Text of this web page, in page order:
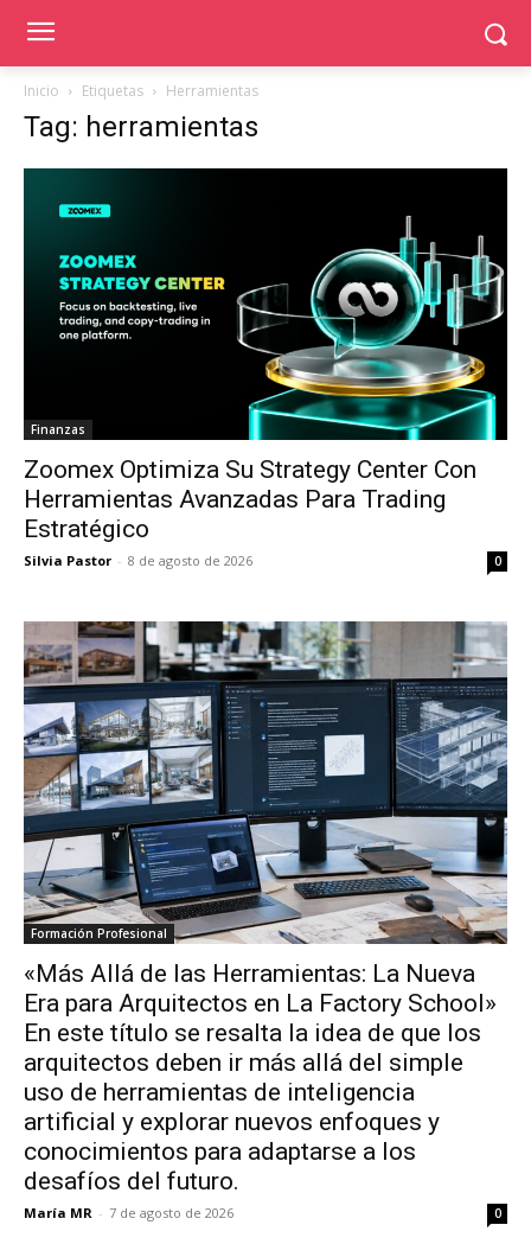
Inicio Etiquetas Herramientas
Tag: herramientas
Finanzas
Zoomex Optimiza Su Strategy Center Con
Herramientas Avanzadas Para Trading
Estratégico
Silvia Pastor - 8 de agosto de 2026 0
Formación Profesional
«Más Allá de las Herramientas: La Nueva
Era para Arquitectos en La Factory School»
En este título se resalta la idea de que los
arquitectos deben ir más allá del simple
uso de herramientas de inteligencia
artificial y explorar nuevos enfoques y
conocimientos para adaptarse a los
desafíos del futuro.
María MR - 7 de agosto de 2026 0